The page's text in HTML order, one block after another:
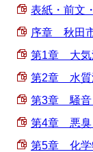
表紙・前文
序章 秋田
第1章 大気
第2章 水質
第3章 騒音
第4章 悪臭
第5章 化学